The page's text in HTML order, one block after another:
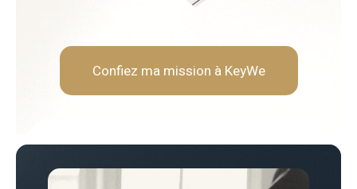
Confiez ma mission à KeyWe